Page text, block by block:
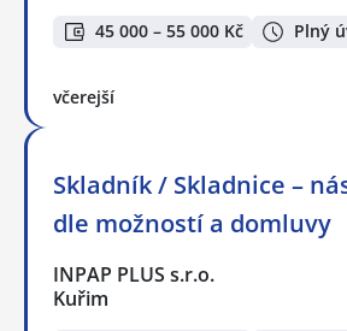
45 000 – 55 000 Kč Plný
včerejší
Skladník / Skladnice –
dle možností a domluvy
INPAP PLUS s.r.o.
Kuřim